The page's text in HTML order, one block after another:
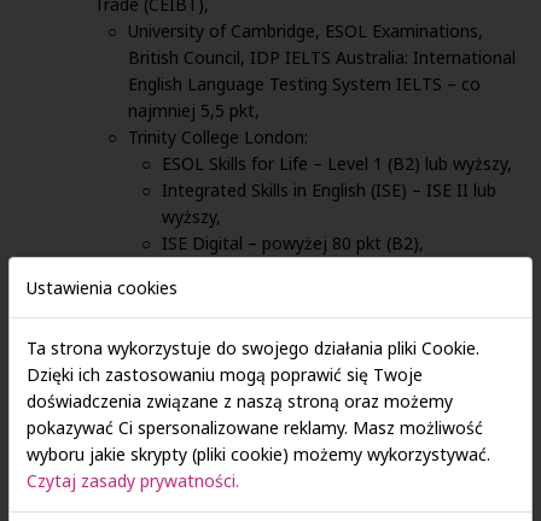
University of Cambridge, ESOL Examinations,
British Council, IDP IELTS Australia: International
English Language Testing System IELTS – co
najmniej 5,5 pkt,
Trinity College London:
ESOL Skills for Life – Level 1 (B2) lub wyższy,
Integrated Skills in English (ISE) – ISE II lub
wyższy,
ISE Digital – powyżej 80 pkt (B2),
Test of English as a Foreign Language (TOEFL) w
wersji Internet-Based Test (iBT) – co najmniej 72
pkt,
Test of English for International Communication
(TOEIC) – co najmniej: 785 pkt z części Listening &
Reading oraz 150 pkt z części Speaking oraz 160
pkt z części Writing,
Pearson Assessment English:
Pearson English International Certificate –
Ustawienia cookies
Ta strona wykorzystuje do swojego działania pliki Cookie.
Dzięki ich zastosowaniu mogą poprawić się Twoje
doświadczenia związane z naszą stroną oraz możemy
pokazywać Ci spersonalizowane reklamy. Masz możliwość
wyboru jakie skrypty (pliki cookie) możemy wykorzystywać.
Czytaj zasady prywatności.